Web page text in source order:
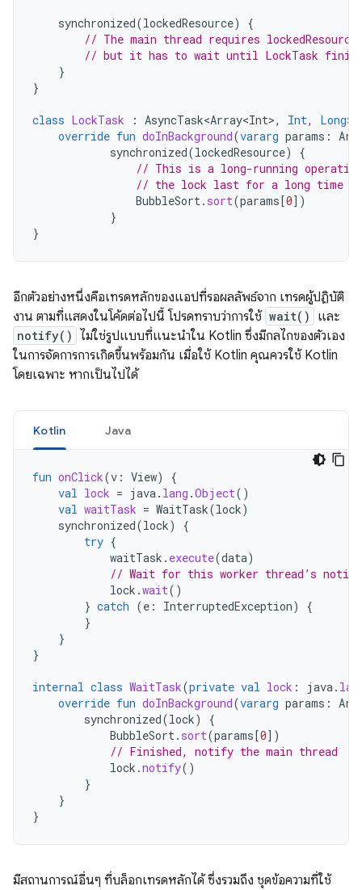
synchronized(lockedResource)
{
// The main thread requires lockedResource
// but it has to wait until LockTask
}
}
class LockTask : AsyncTask<Array<Int>, Int, Long>
override fun doInBackground(vararg params :
synchronized(lockedResource)
{
// This is a long-running
// the lock last for a long time
BubbleSort. sort(params [0] )
}
}
อีกตัวอย่างหนึ่งคือเทรดหลักของแอปที่รอผลลัพธ์จาก เทรดผู้ปฏิบัติ
งาน ตามที่แสดงในโค้ดต่อไปนี้ โปรดทราบว่าการใช้ wait() และ
notify()
ไม่ใช่รูปแบบที่แนะนำใน Kotlin ซึ่งมีกลไกของตัวเอง
ในการจัดการการเกิดขึ้นพร้อมกัน เมื่อใช้ Kotlin คุณควรใช้ Kotlin
โดยเฉพาะ หากเป็นไปได้
Kotlin Java
fun onClick(v : View)
{
val lock = java. lang .Object()
val waitTask = WaitTask(lock)
synchronized(lock)
{
try {
waitTask . execute(data)
// Wait for this worker thread’s
lock .wait()
} catch (e : InterruptedException)
{
}
}
}
internal class WaitTask(private val lock : java.
override fun doInBackground(vararg params :
synchronized(lock)
{
BubbleSort. sort(params [0] )
// Finished, notify the main thread
lock .notify()
}
}
}
มีสถานการณ์อื่นๆ ที่บล็อกเทรดหลักได้ ซึ่งรวมถึง ชุดข้อความที่ใช้